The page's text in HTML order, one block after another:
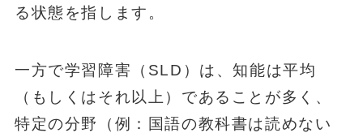
る状態を指します。
一方で学習障害（SLD）は、知能は平均
（もしくはそれ以上）であることが多く、
特定の分野（例：国語の教科書は読めない